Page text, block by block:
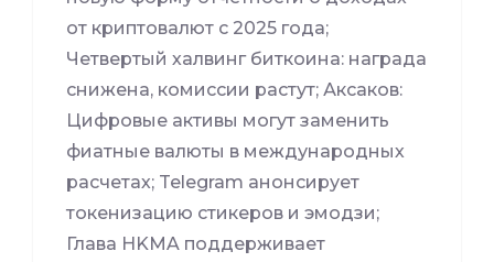
от криптовалют с 2025 года;
Четвертый халвинг биткоина: награда
снижена, комиссии растут; Аксаков:
Цифровые активы могут заменить
фиатные валюты в международных
расчетах; Telegram анонсирует
токенизацию стикеров и эмодзи;
Глава HKMA поддерживает